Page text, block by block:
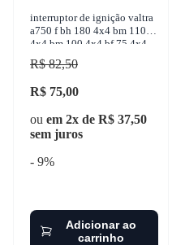
interruptor de ignição valtra
a750 f bh 180 4x4 bm 110
4x4 bm 100 4x4 bf 75 4x4
1999-2017 marzu - a127
R$ 82,50
R$ 75,00
ou em 2x de R$ 37,50
sem juros
- 9%
Adicionar ao
carrinho